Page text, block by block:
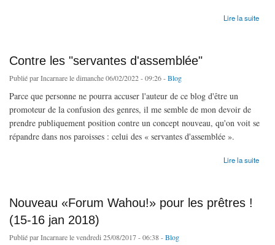
Lire la suite
Contre les "servantes d'assemblée"
Publié parIncarnarele dimanche 06/02/2022 - 09:26 -Blog
Parce que personne ne pourra accuser l'auteur de ce blog d'être un
promoteur de la confusion des genres, il me semble de mon devoir de
prendre publiquement position contre un concept nouveau, qu'on voit se
répandre dans nos paroisses : celui des « servantes d'assemblée ».
Lire la suite
Nouveau «Forum Wahou!» pour les prêtres !
(15-16 jan 2018)
Publié parIncarnarele vendredi 25/08/2017 - 06:38 -Blog